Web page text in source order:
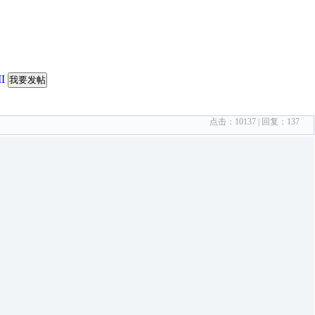
我要发帖
点击： 10137 | 回复： 137